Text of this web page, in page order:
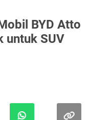
BYD Atto
untuk SUV